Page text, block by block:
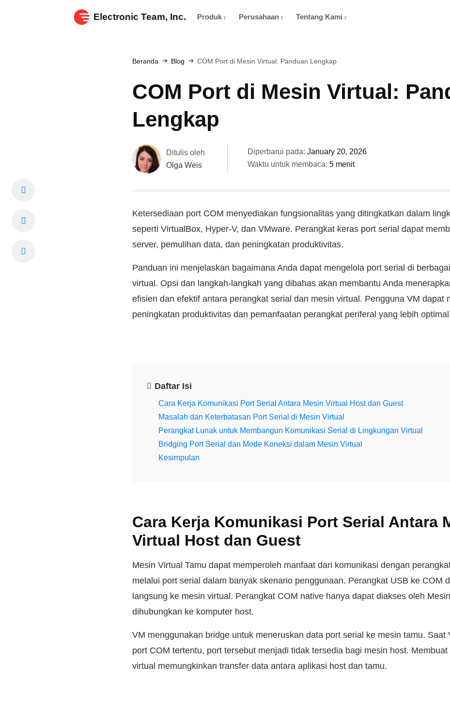
Electronic Team, Inc. Produk Perusahaan Tentang Kami
Beranda Blog COM Port di Mesin Virtual: Panduan Lengkap
COM Port di Mesin Virtual:
Lengkap
Ditulis oleh
Olga Weis
Diperbarui pada: January 20, 2026
Waktu untuk membaca: 5 menit
Ketersediaan port COM menyediakan fungsionalitas yang ditingkatkan dalam
seperti VirtualBox, Hyper-V, dan VMware. Perangkat keras port serial dapat
server, pemulihan data, dan peningkatan produktivitas.
Panduan ini menjelaskan bagaimana Anda dapat mengelola port serial di
virtual. Opsi dan langkah-langkah yang dibahas akan membantu Anda
efisien dan efektif antara perangkat serial dan mesin virtual. Pengguna VM dapat
peningkatan produktivitas dan pemanfaatan perangkat periferal yang lebih
Daftar Isi
Cara Kerja Komunikasi Port Serial Antara Mesin Virtual Host dan Guest
Masalah dan Keterbatasan Port Serial di Mesin Virtual
Perangkat Lunak untuk Membangun Komunikasi Serial di Lingkungan Virtual
Bridging Port Serial dan Mode Koneksi dalam Mesin Virtual
Kesimpulan
Cara Kerja Komunikasi Port Serial Antara
Virtual Host dan Guest
Mesin Virtual Tamu dapat memperoleh manfaat dari komunikasi dengan
melalui port serial dalam banyak skenario penggunaan. Perangkat USB ke COM
langsung ke mesin virtual. Perangkat COM native hanya dapat diakses oleh
dihubungkan ke komputer host.
VM menggunakan bridge untuk meneruskan data port serial ke mesin tamu. Saat
port COM tertentu, port tersebut menjadi tidak tersedia bagi mesin host. Membuat
virtual memungkinkan transfer data antara aplikasi host dan tamu.